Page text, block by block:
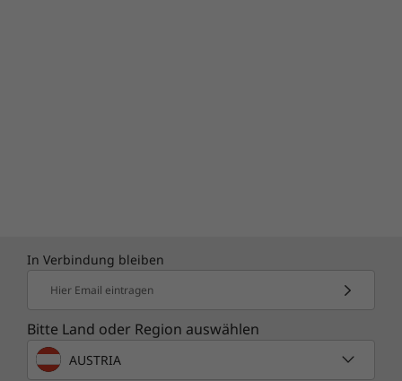
In Verbindung bleiben
Hier Email eintragen
Bitte Land oder Region auswählen
AUSTRIA